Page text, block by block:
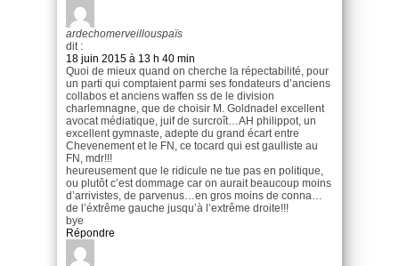
ardechomerveillouspaïs
dit :
18 juin 2015 à 13 h 40 min
Quoi de mieux quand on cherche la répectabilité, pour
un parti qui comptaient parmi ses fondateurs d’anciens
collabos et anciens waffen ss de le division
charlemnagne, que de choisir M. Goldnadel excellent
avocat médiatique, juif de surcroît…AH philippot, un
excellent gymnaste, adepte du grand écart entre
Chevenement et le FN, ce tocard qui est gaulliste au
FN, mdr!!!
heureusement que le ridicule ne tue pas en politique,
ou plutôt c’est dommage car on aurait beaucoup moins
d’arrivistes, de parvenus…en gros moins de conna…
de l’éxtrême gauche jusqu’à l’extrême droite!!!
bye
Répondre